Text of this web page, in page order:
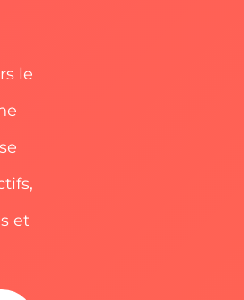
le
et